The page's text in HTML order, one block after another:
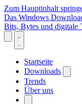
Zum Hauptinhalt
Das Windows
Bits, Bytes und digitale
Startseite
Downloads
Trends
Über uns